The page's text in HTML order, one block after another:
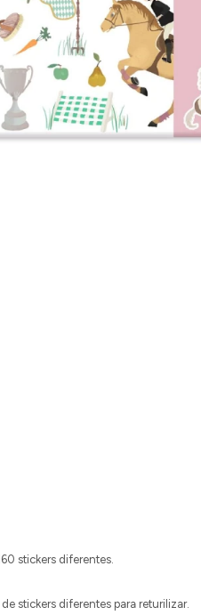
stickers diferentes.
stickers diferentes para returilizar.